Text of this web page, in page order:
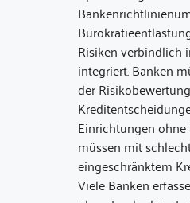
Risiken verbindlich
integriert. Banken
der
Einrichtungen
müssen mit
eingeschränktem
Viele Banken